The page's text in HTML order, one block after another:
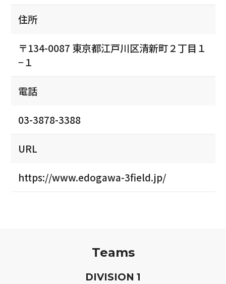
住所
〒134-0087 東京都江戸川区清新町２丁目１
−１
電話
03-3878-3388
URL
https://www.edogawa-3field.jp/
Teams
DIVISION 1